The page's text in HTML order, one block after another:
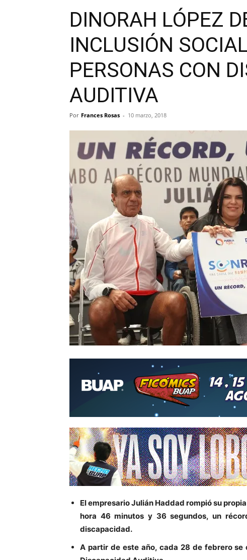
DINORAH LÓPEZ
INCLUSIÓN
PERSONAS CON
AUDITIVA
Por Frances Rosas - 10 marzo, 2018
El empresario Julián Haddad rompió su
hora 46 minutos y 36 segundos, un
discapacidad.
A partir de este año, cada 28 de febrero se